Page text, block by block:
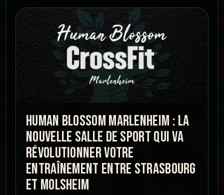
HUMAN BLOSSOM MARLENHEIM : LA
NOUVELLE SALLE DE SPORT QUI VA
RÉVOLUTIONNER VOTRE
ENTRAÎNEMENT ENTRE STRASBOURG
ET MOLSHEIM